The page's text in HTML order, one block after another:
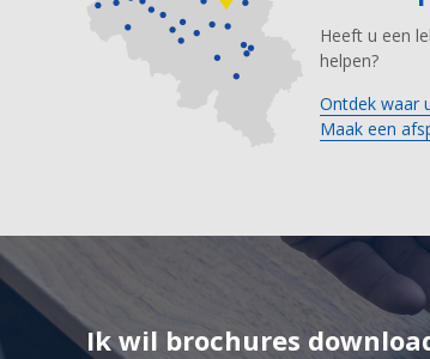
Heeft u een
helpen?
Ontdek waar
Maak een
Ik wil brochures